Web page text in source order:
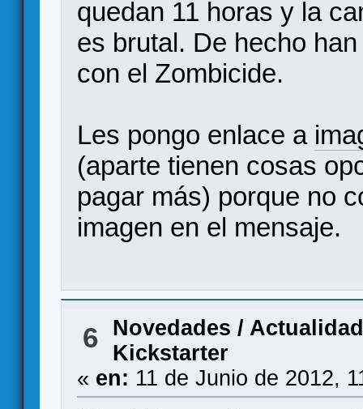
quedan 11 horas y la
es brutal. De hecho
con el Zombicide.
Les pongo enlace a
(aparte tienen cosas
pagar más) porque no
imagen en el mensaje.
6
Novedades / Actualidad
Kickstarter
« en: 11 de Junio de 2012,